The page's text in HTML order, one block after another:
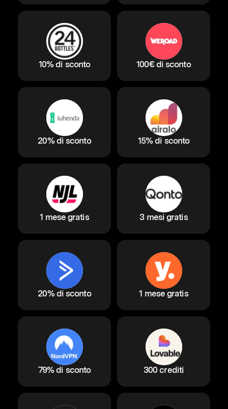
10% di sconto 100€ di sconto
20% di sconto 15% di sconto
1 mese gratis 3 mesi gratis
20% di sconto 1 mese gratis
79% di sconto 300 crediti